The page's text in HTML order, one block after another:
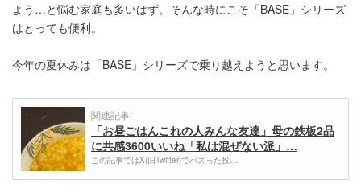
よう…と悩む家庭も多いはず。そんな時にこそ「BASE」シリーズ
はとっても便利。
今年の夏休みは「BASE」シリーズで乗り越えようと思います。
関連記事:
「お昼ごはんこれの人みんな友達」母の鉄板2品
に共感3600いいね「私は混ぜない派」…
この記事ではX(旧Twitter)でバズった投…